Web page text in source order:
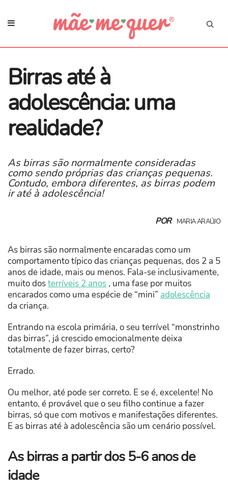
Birras até à
adolescência: uma
realidade?
As birras são normalmente consideradas
como sendo próprias das crianças pequenas.
Contudo, embora diferentes, as birras podem
ir até à adolescência!
POR MARIA ARAÚJO
As birras são normalmente encaradas como um
comportamento típico das crianças pequenas, dos 2 a 5
anos de idade, mais ou menos. Fala-se inclusivamente,
muito dosterríveis 2 anos , uma fase por muitos
encarados como uma espécie de “mini” adolescência
da criança.
Entrando na escola primária, o seu terrível “monstrinho
das birras”, já crescido emocionalmente deixa
totalmente de fazer birras, certo?
Errado.
Ou melhor, até pode ser correto. E se é, excelente! No
entanto, é provável que o seu filho continue a fazer
birras, só que com motivos e manifestações diferentes.
E as birras até à adolescência são um cenário possível.
As birras a partir dos 5-6 anos de
idade